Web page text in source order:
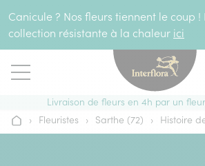
Canicule ? Nos fleurs tiennent le coup
collection résistante à la chaleur ici
Livraison de fleurs en 4h par un
Accueil
› Fleuristes › Sarthe (72) › Histoire